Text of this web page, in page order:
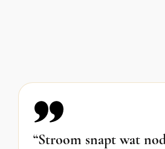
“Stroom snapt wat